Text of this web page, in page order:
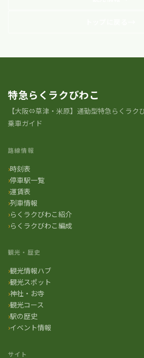
特急らくラクびわこ
【大阪⇔草津・米原】通勤型特急らくラク
乗車ガイド
路線情報
時刻表
停車駅一覧
運賃表
列車情報
らくラクびわこ紹介
らくラクびわこ編成
観光・歴史
観光情報ハブ
観光スポット
神社・お寺
観光コース
駅の歴史
イベント情報
サイト